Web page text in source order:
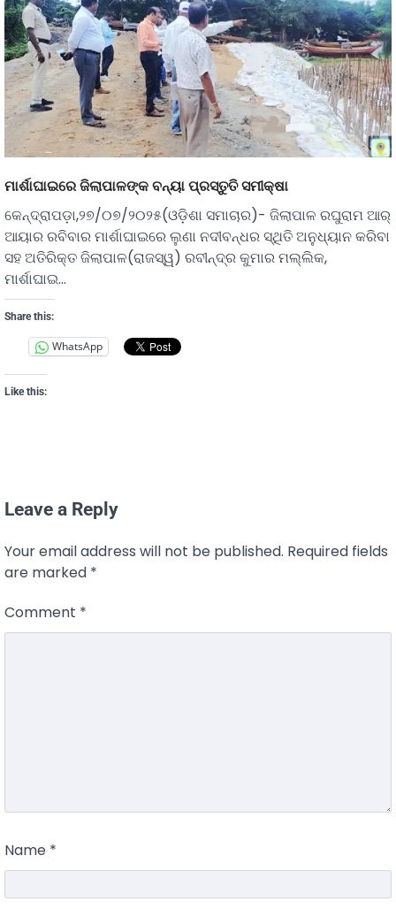
ମାର୍ଶାଘାଇରେ ଜିଲାପାଳଙ୍କ ବନ୍ୟା ପ୍ରସ୍ତୁତି ସମୀକ୍ଷା
କେନ୍ଦ୍ରାପଡ଼ା,୨୭/୦୭/୨୦୨୫(ଓଡ଼ିଶା ସମାଚାର)- ଜିଲାପାଳ ରଘୁରାମ ଆର୍
ଆୟାର ରବିବାର ମାର୍ଶାଘାଇରେ ଲୁଣା ନଦୀବନ୍ଧର ସ୍ଥିତି ଅନୁଧ୍ୟାନ କରିବା
ସହ ଅତିରିକ୍ତ ଜିଲାପାଳ(ରାଜସ୍ୱ) ରବୀନ୍ଦ୍ର କୁମାର ମଲ୍ଲିକ,
ମାର୍ଶାଘାଇ…
Share this:
WhatsApp
Like this:
Leave a Reply
Your email address will not be published. Required fields
are marked *
Comment *
Name *